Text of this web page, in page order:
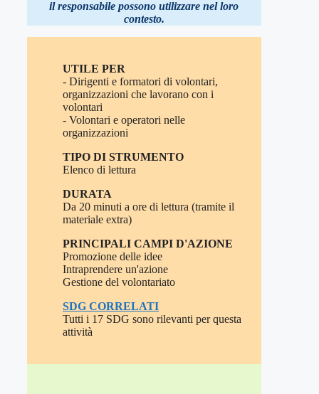
il responsabile possono utilizzare nel loro
contesto.
UTILE PER
- Dirigenti e formatori di volontari,
organizzazioni che lavorano con i
volontari
- Volontari e operatori nelle
organizzazioni
TIPO DI STRUMENTO
Elenco di lettura
DURATA
Da 20 minuti a ore di lettura (tramite il
materiale extra)
PRINCIPALI CAMPI D'AZIONE
Promozione delle idee
Intraprendere un'azione
Gestione del volontariato
SDG CORRELATI
Tutti i 17 SDG sono rilevanti per questa
attività